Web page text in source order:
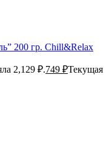
200 гр. Chill&Relax
2,129 ₽.749 ₽Текущая